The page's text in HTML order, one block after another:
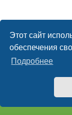
Этот сайт
обеспечения
Подробнее
Главная Форумы
Time: 0.044s|